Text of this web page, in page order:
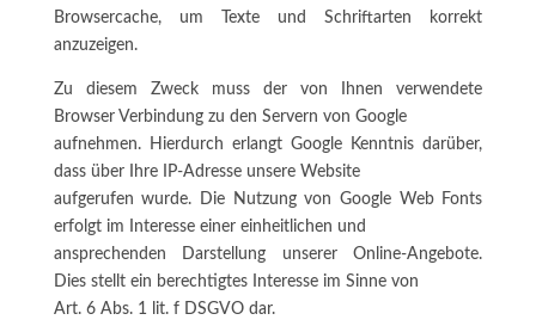
Browsercache, um Texte und Schriftarten korrekt
anzuzeigen.
Zu diesem Zweck muss der von Ihnen verwendete
Browser Verbindung zu den Servern von Google
aufnehmen. Hierdurch erlangt Google Kenntnis darüber,
dass über Ihre IP-Adresse unsere Website
aufgerufen wurde. Die Nutzung von Google Web Fonts
erfolgt im Interesse einer einheitlichen und
ansprechenden Darstellung unserer Online-Angebote.
Dies stellt ein berechtigtes Interesse im Sinne von
Art. 6 Abs. 1 lit. f DSGVO dar.